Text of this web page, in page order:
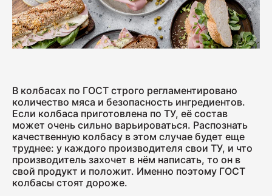
Колбаса с/к Коньячная
230
110
Нарезка Индейка варёно-копчёная
70
В колбасах по ГОСТ строго регламентировано
количество мяса и безопасность ингредиентов.
Если колбаса приготовлена по ТУ, её состав
может очень сильно варьироваться. Распознать
качественную колбасу в этом случае будет еще
труднее: у каждого производителя свои ТУ, и что
производитель захочет в нём написать, то он в
свой продукт и положит. Именно поэтому ГОСТ
колбасы стоят дороже.